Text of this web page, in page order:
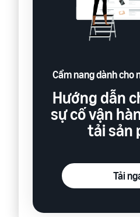
Cẩm nang dành cho
Hướng dẫn
sự cố vận
tải sản
Tải